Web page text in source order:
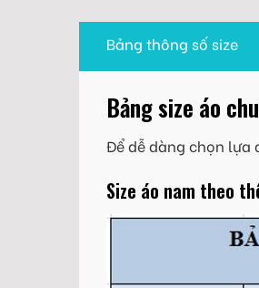
Bảng thông số size
Bảng size áo
Để dễ dàng chọn lựa
Size áo nam theo